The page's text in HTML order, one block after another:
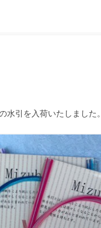
水引を入荷いたしました。